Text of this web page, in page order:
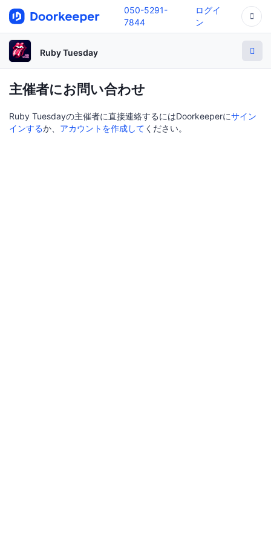
050-5291-
7844
ログイ
ン
Ruby Tuesday
主催者にお問い合わせ
Ruby Tuesdayの主催者に直接連絡するにはDoorkeeperにサイン
インするか、 アカウントを作成して ください。